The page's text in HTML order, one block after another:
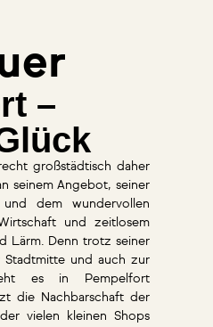
–
großstädtisch daher
seinem Angebot, seiner
und dem wundervollen
und zeitlosem
Lärm. Denn trotz seiner
Stadtmitte und auch zur
es in Pempelfort
die Nachbarschaft der
vielen kleinen Shops